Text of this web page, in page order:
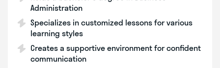
Administration
Specializes in customized lessons for various
learning styles
Creates a supportive environment for confident
communication